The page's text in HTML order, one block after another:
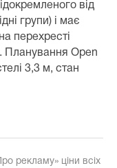
від
групи) і має
перехресті
Планування Open
3,3 м, стан
рекламу» ціни всіх